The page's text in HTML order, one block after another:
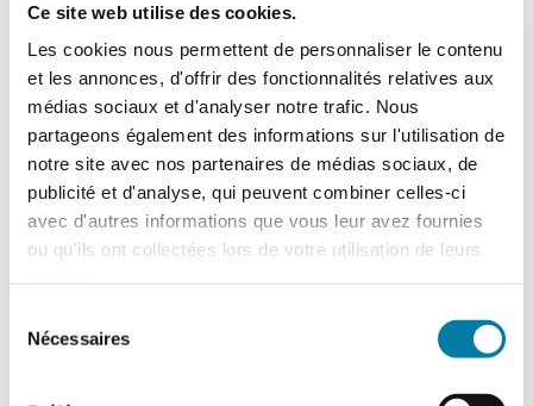
Ce site web utilise des cookies.
Les cookies nous permettent de personnaliser le contenu
et les annonces, d'offrir des fonctionnalités relatives aux
médias sociaux et d'analyser notre trafic. Nous
partageons également des informations sur l'utilisation de
notre site avec nos partenaires de médias sociaux, de
publicité et d'analyse, qui peuvent combiner celles-ci
avec d'autres informations que vous leur avez fournies
ou qu'ils ont collectées lors de votre utilisation de leurs
Nécessaires
papier
magazine Face au
Risque pour un confort
de lecture optimal.
Les frais de port sont de 7,50 € TTC, quel
que soit le nombre de magazines
commandés.